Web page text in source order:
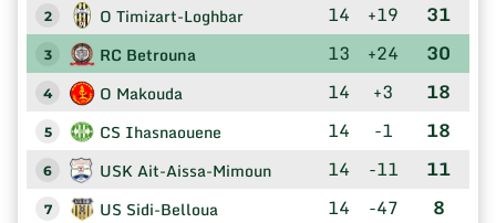
2 O Timizart-Loghbar 14 +19 31
3 RC Betrouna 13 +24 30
4 O Makouda 14 +3 18
5 CS Ihasnaouene 14 -1 18
6 USK Ait-Aissa-Mimoun 14 -11 11
7 US Sidi-Belloua 14 -47 8